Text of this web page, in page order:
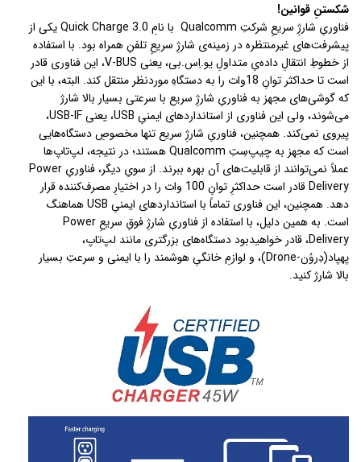
شکستنِ قوانین!
فناوریِ شارژِ سریعِ شرکتِ Qualcomm با نامِ Quick Charge 3.0 یکی از
پیشرفت‌های غیرمنتظره در زمینه‌ی شارژِ سریعِ تلفنِ همراه بود. با استفاده
از خطوطِ انتقالِ داده‌یِ متداولِ یو‌.اِس‌.بی، یعنی V-BUS، این فناوری قادر
است تا حداکثر توانِ 18وات را به دستگاهِ موردنظر منتقل کند. البته، با این
که گوشی‌های مجهز به فناوریِ شارژِ سریع با سرعتی بسیار بالا شارژ
می‌شوند، ولی این فناوری از استانداردهای ایمنیِ USB، یعنی USB-IF،
پیروی نمی‌کند. همچنین، فناوریِ شارژِ سریع تنها مخصوصِ دستگاه‌هایی
است که مجهز به چیپ‌سِتِ Qualcomm هستند؛ در نتیجه، لپ‌تاپ‌ها
عملاً نمی‌توانند از قابلیت‌های آن بهره ببرند. از سویِ دیگر، فناوریِ Power
Delivery قادر است حداکثرِ توانِ 100 وات را در اختیارِ مصرف‌کننده قرار
دهد. همچنین، این فناوری تماماً با استانداردهای ایمنیِ USB هماهنگ
است. به همین دلیل، با استفاده از فناوریِ شارژِ فوقِ سریعِ Power
Delivery، قادر خواهیدبود دستگاه‌های بزرگتری مانند لپ‌تاپ،
پهپاد(دِروُن-Drone)، و لوازمِ خانگیِ هوشمند را با ایمنی و سرعتِ بسیار
بالا شارژ کنید.